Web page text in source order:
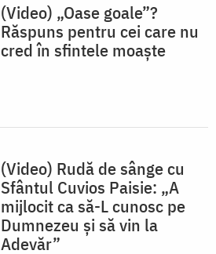
(Video) „Oase goale”?
Răspuns pentru cei care nu
cred în sfintele moaște
(Video) Rudă de sânge cu
Sfântul Cuvios Paisie: „A
mijlocit ca să-L cunosc pe
Dumnezeu și să vin la
Adevăr”